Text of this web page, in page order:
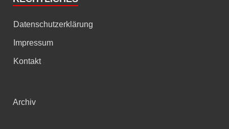
Datenschutzerklärung
Impressum
Kontakt
Archiv